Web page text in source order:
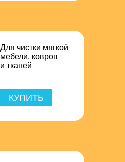
Для чистки мягкой
мебели, ковров
и тканей
КУПИТЬ